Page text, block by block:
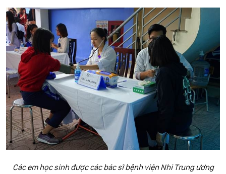
Các em học sinh được các bác sĩ bệnh viện Nhi Trung ương